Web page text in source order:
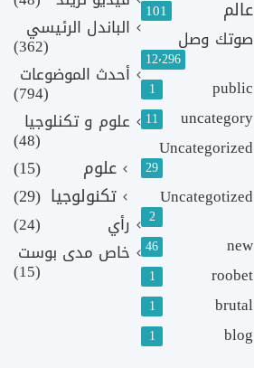
عالم 101
صوتك وصل
12٬296
public
1
uncategory
11
Uncategorized
29
Uncategotized
2
new
46
roobet
1
brutal
1
blog
1
الباندل الرئيسي
(362)
أحدث الموضوعات
(794)
علوم و تكنلوجيا
(48)
علوم
(15)
تكنولوجيا (29)
رأي
(24)
خاص مدى بوست
(15)